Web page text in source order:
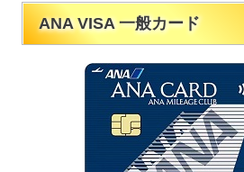
ANA VISA 一般カード